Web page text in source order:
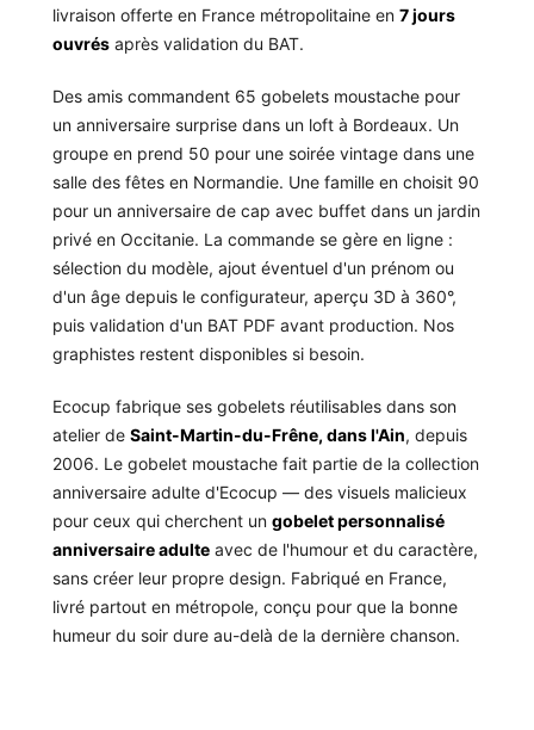
livraison offerte en France métropolitaine en 7 jours
ouvrés après validation du BAT.
Des amis commandent 65 gobelets moustache pour
un anniversaire surprise dans un loft à Bordeaux. Un
groupe en prend 50 pour une soirée vintage dans une
salle des fêtes en Normandie. Une famille en choisit 90
pour un anniversaire de cap avec buffet dans un jardin
privé en Occitanie. La commande se gère en ligne :
sélection du modèle, ajout éventuel d'un prénom ou
d'un âge depuis le configurateur, aperçu 3D à 360°,
puis validation d'un BAT PDF avant production. Nos
graphistes restent disponibles si besoin.
Ecocup fabrique ses gobelets réutilisables dans son
atelier de Saint-Martin-du-Frêne, dans l'Ain, depuis
2006. Le gobelet moustache fait partie de la collection
anniversaire adulte d'Ecocup — des visuels malicieux
pour ceux qui cherchent un gobelet personnalisé
anniversaire adulte avec de l'humour et du caractère,
sans créer leur propre design. Fabriqué en France,
livré partout en métropole, conçu pour que la bonne
humeur du soir dure au-delà de la dernière chanson.